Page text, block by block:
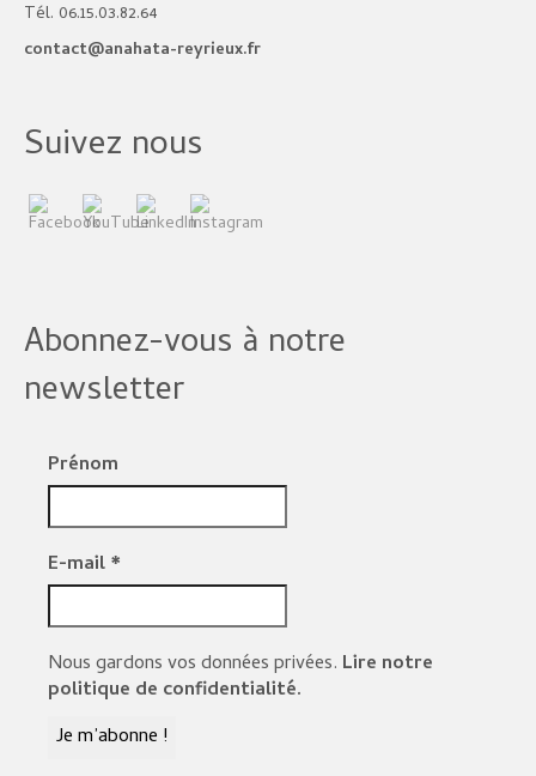
Tél. 06.15.03.82.64
contact@anahata-reyrieux.fr
Suivez nous
Abonnez-vous à notre
newsletter
Prénom
E-mail*
Nous gardons vos données privées. Lire notre
politique de confidentialité.